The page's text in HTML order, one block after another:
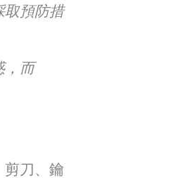
取預防措
，而
剪刀、鑰